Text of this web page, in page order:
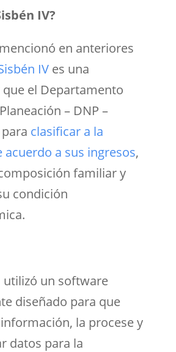
IV?
en anteriores
IVes una
el Departamento
– DNP –
clasificar a la
acuerdo a sus ingresos,
familiar y
condición
utilizó un software
diseñado para que
la procese y
datos para la